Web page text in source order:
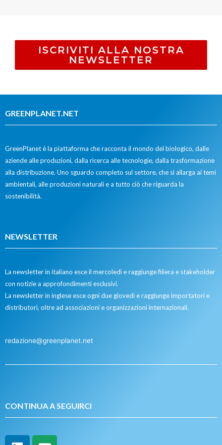
ISCRIVITI ALLA NOSTRA
NEWSLETTER
GREENPLANET.NET
GreenPlanet è la piattaforma che racconta il mondo del biologico, dalle
aziende alle produzioni, dalla ricerca alle tecnologie, dalla trasformazione
alla distribuzione. Uno sguardo completo sul settore, che si allarga ai temi
ambientali, alle produzioni naturali e a tutto ciò che riguarda la
sostenibilità.
NEWSLETTER
La newsletter in italiano esce il mercoledì e raggiunge filiera e stakeholder
con notizie a approfondimenti esclusivi.
La newsletter in inglese esce ogni due giovedì e raggiunge importatori e
distributori, oltre ad associazioni e organizzazioni internazionali.
redazione@greenplanet.net
CONTINUA A SEGUIRCI